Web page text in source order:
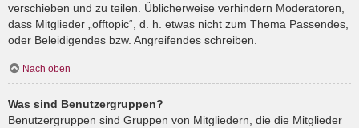
verschieben und zu teilen. Üblicherweise verhindern Moderatoren,
dass Mitglieder „offtopic“, d. h. etwas nicht zum Thema Passendes,
oder Beleidigendes bzw. Angreifendes schreiben.
Nach oben
Was sind Benutzergruppen?
Benutzergruppen sind Gruppen von Mitgliedern, die die Mitglieder